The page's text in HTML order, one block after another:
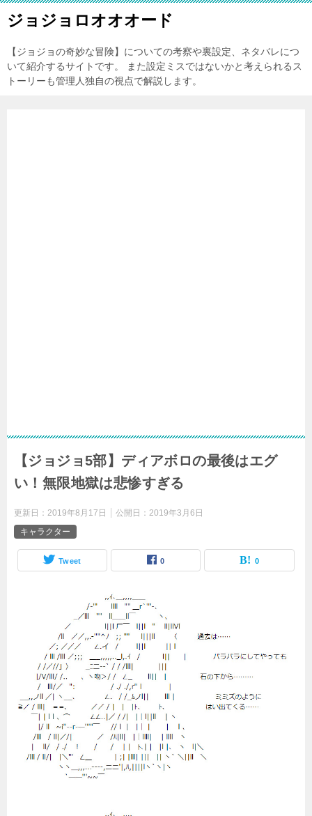
ジョジョロオオオード
【ジョジョの奇妙な冒険】についての考察や裏設定、ネタバレにつ
いて紹介するサイトです。 また設定ミスではないかと考えられるス
トーリーも管理人独自の視点で解説します。
【ジョジョ5部】ディアボロの最後はエグ
い！無限地獄は悲惨すぎる
更新日： 2019年8月17日 公開日： 2019年3月6日
キャラクター
Tweet 0 0